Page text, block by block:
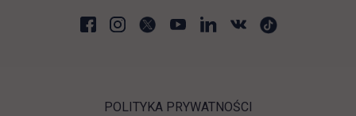
POLITYKA PRYWATNOŚCI